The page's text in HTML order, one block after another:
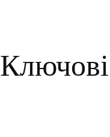
Ключові